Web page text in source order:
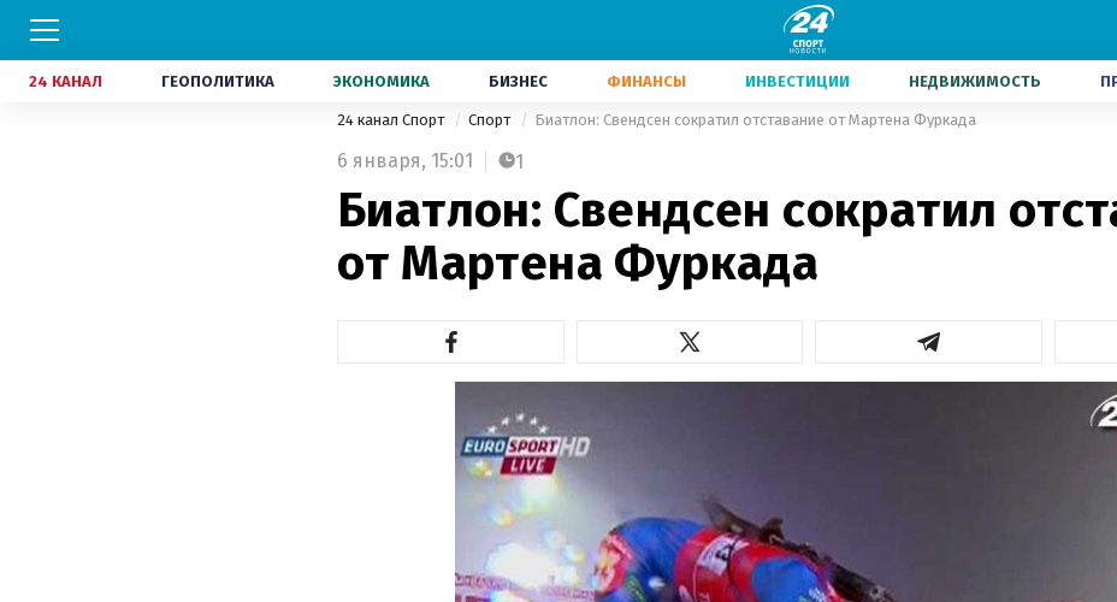
24 КАНАЛ ГЕОПОЛИТИКА ЭКОНОМИКА БИЗНЕС ФИНАНСЫ ИНВЕСТИЦИИ НЕДВИЖИМОСТЬ
24 канал Спорт Спорт Биатлон: Свендсен сократил отставание от Мартена Фуркада
6 января, 15:01 1
Биатлон: Свендсен сократил
от Мартена Фуркада